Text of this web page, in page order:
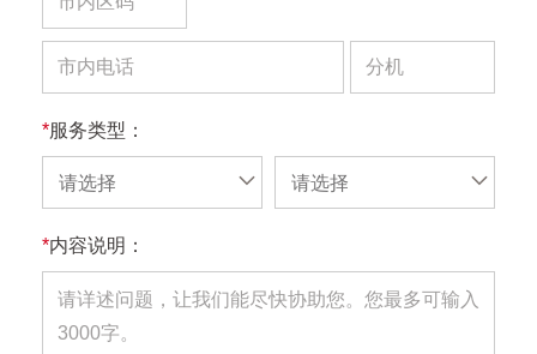
*服务类型：
请选择 请选择
*内容说明：